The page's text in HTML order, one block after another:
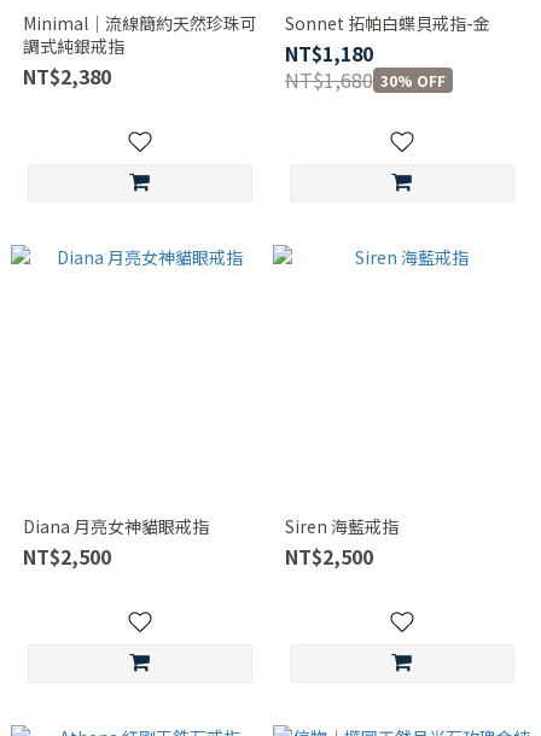
Minimal│流線簡約天然珍珠可
調式純銀戒指
NT$2,380
Sonnet 拓帕白蝶貝戒指-金
NT$1,180
NT$1,680 30% OFF
Diana 月亮女神貓眼戒指
NT$2,500
Siren 海藍戒指
NT$2,500